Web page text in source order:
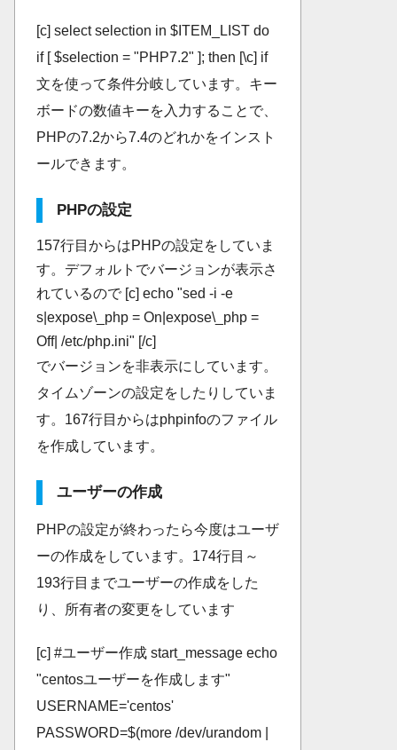
[c] select selection in $ITEM_LIST do
if [ $selection = "PHP7.2" ]; then [\c] if
文を使って条件分岐しています。キー
ボードの数値キーを入力することで、
PHPの7.2から7.4のどれかをインスト
ールできます。
PHPの設定
157行目からはPHPの設定をしていま
す。デフォルトでバージョンが表示さ
れているので [c] echo "sed -i -e
s|expose\_php = On|expose\_php =
Off| /etc/php.ini" [/c]
でバージョンを非表示にしています。
タイムゾーンの設定をしたりしていま
す。167行目からはphpinfoのファイル
を作成しています。
ユーザーの作成
PHPの設定が終わったら今度はユーザ
ーの作成をしています。174行目～
193行目までユーザーの作成をした
り、所有者の変更をしています
[c] #ユーザー作成 start_message echo
"centosユーザーを作成します"
USERNAME='centos'
PASSWORD=$(more /dev/urandom |